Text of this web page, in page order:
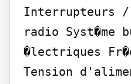
Interrupteurs /
radio Syst�me
�lectriques
Tension